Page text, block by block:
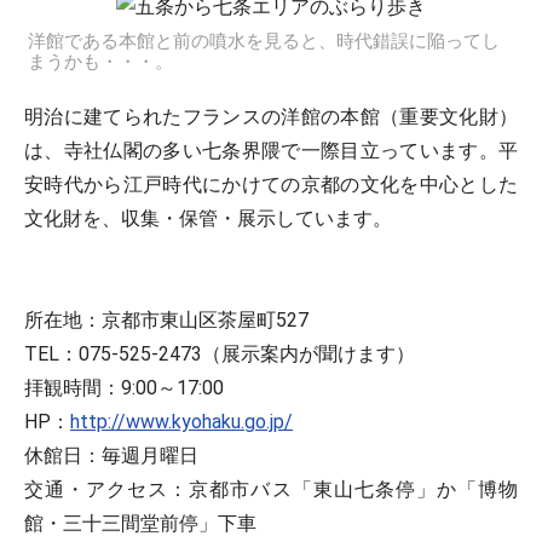
洋館である本館と前の噴水を見ると、時代錯誤に陥ってし
まうかも・・・。
明治に建てられたフランスの洋館の本館（重要文化財）
は、寺社仏閣の多い七条界隈で一際目立っています。平
安時代から江戸時代にかけての京都の文化を中心とした
文化財を、収集・保管・展示しています。
所在地：京都市東山区茶屋町527
TEL：075-525-2473（展示案内が聞けます）
拝観時間：9:00～17:00
HP： http://www.kyohaku.go.jp/
休館日：毎週月曜日
交通・アクセス：京都市バス「東山七条停」か「博物
館・三十三間堂前停」下車